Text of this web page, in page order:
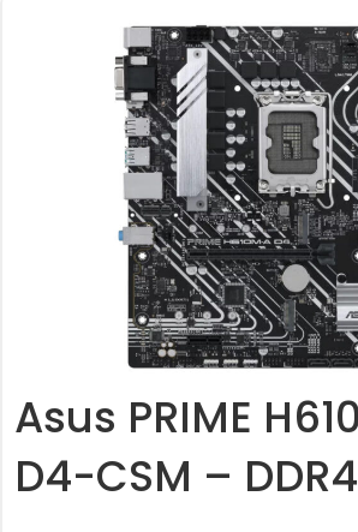
Asus PRIME
D4-CSM – DDR4